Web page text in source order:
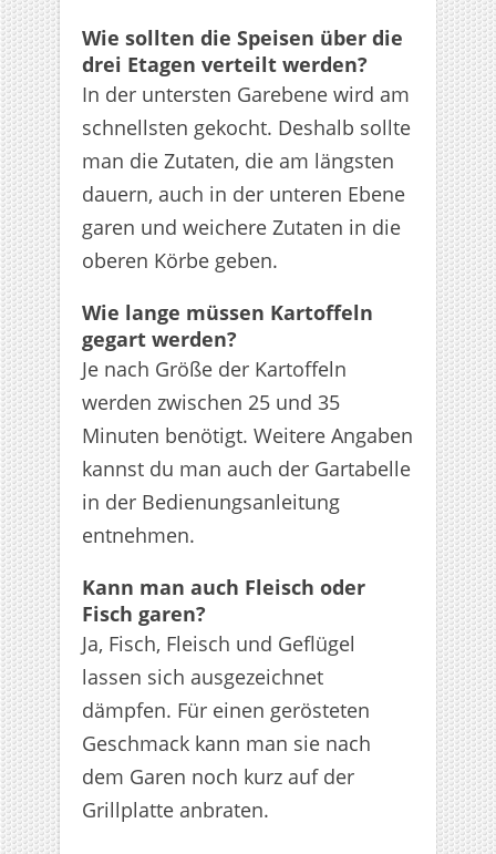
Wie sollten die Speisen über die
drei Etagen verteilt werden?
In der untersten Garebene wird am
schnellsten gekocht. Deshalb sollte
man die Zutaten, die am längsten
dauern, auch in der unteren Ebene
garen und weichere Zutaten in die
oberen Körbe geben.
Wie lange müssen Kartoffeln
gegart werden?
Je nach Größe der Kartoffeln
werden zwischen 25 und 35
Minuten benötigt. Weitere Angaben
kannst du man auch der Gartabelle
in der Bedienungsanleitung
entnehmen.
Kann man auch Fleisch oder
Fisch garen?
Ja, Fisch, Fleisch und Geflügel
lassen sich ausgezeichnet
dämpfen. Für einen gerösteten
Geschmack kann man sie nach
dem Garen noch kurz auf der
Grillplatte anbraten.